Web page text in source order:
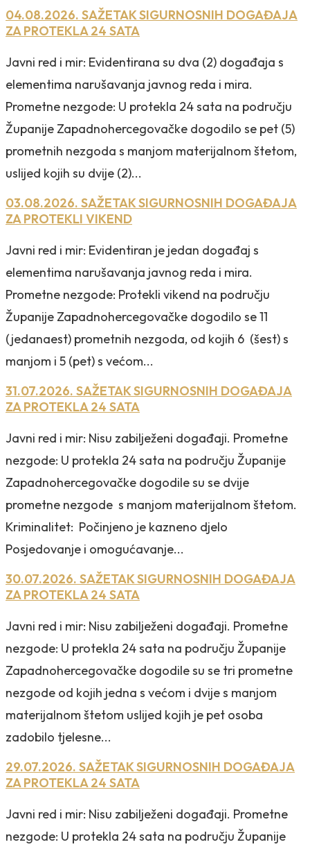
04.08.2026. SAŽETAK SIGURNOSNIH DOGAĐAJA
ZA PROTEKLA 24 SATA
Javni red i mir: Evidentirana su dva (2) događaja s
elementima narušavanja javnog reda i mira.
Prometne nezgode: U protekla 24 sata na području
Županije Zapadnohercegovačke dogodilo se pet (5)
prometnih nezgoda s manjom materijalnom štetom,
uslijed kojih su dvije (2)...
03.08.2026. SAŽETAK SIGURNOSNIH DOGAĐAJA
ZA PROTEKLI VIKEND
Javni red i mir: Evidentiran je jedan događaj s
elementima narušavanja javnog reda i mira.
Prometne nezgode: Protekli vikend na području
Županije Zapadnohercegovačke dogodilo se 11
(jedanaest) prometnih nezgoda, od kojih 6 (šest) s
manjom i 5 (pet) s većom...
31.07.2026. SAŽETAK SIGURNOSNIH DOGAĐAJA
ZA PROTEKLA 24 SATA
Javni red i mir: Nisu zabilježeni događaji. Prometne
nezgode: U protekla 24 sata na području Županije
Zapadnohercegovačke dogodile su se dvije
prometne nezgode s manjom materijalnom štetom.
Kriminalitet: Počinjeno je kazneno djelo
Posjedovanje i omogućavanje...
30.07.2026. SAŽETAK SIGURNOSNIH DOGAĐAJA
ZA PROTEKLA 24 SATA
Javni red i mir: Nisu zabilježeni događaji. Prometne
nezgode: U protekla 24 sata na području Županije
Zapadnohercegovačke dogodile su se tri prometne
nezgode od kojih jedna s većom i dvije s manjom
materijalnom štetom uslijed kojih je pet osoba
zadobilo tjelesne...
29.07.2026. SAŽETAK SIGURNOSNIH DOGAĐAJA
ZA PROTEKLA 24 SATA
Javni red i mir: Nisu zabilježeni događaji. Prometne
nezgode: U protekla 24 sata na području Županije